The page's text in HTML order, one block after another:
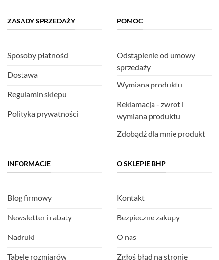
ZASADY SPRZEDAŻY
Sposoby płatności
Dostawa
Regulamin sklepu
Polityka prywatności
POMOC
Odstąpienie od umowy
sprzedaży
Wymiana produktu
Reklamacja - zwrot i
wymiana produktu
Zdobądź dla mnie produkt
INFORMACJE
Blog firmowy
Newsletter i rabaty
Nadruki
Tabele rozmiarów
O SKLEPIE BHP
Kontakt
Bezpieczne zakupy
O nas
Zgłoś błąd na stronie